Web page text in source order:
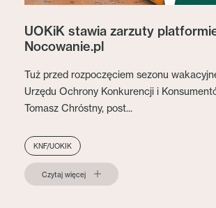
UOKiK stawia zarzuty
Nocowanie.pl
Tuż przed rozpoczęciem sezonu
Urzędu Ochrony Konkurencji i
Tomasz Chróstny, post...
KNF/UOKIK
Czytaj więcej